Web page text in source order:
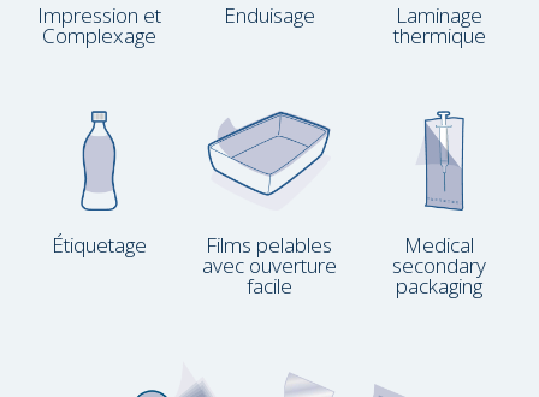
Impression et
Complexage
Enduisage Laminage
thermique
Étiquetage Films pelables
avec ouverture
facile
Medical
secondary
packaging